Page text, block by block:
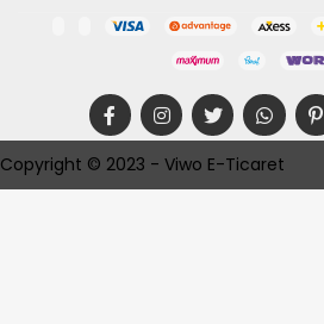
Copyright © 2023 - Viwo E-Ticaret